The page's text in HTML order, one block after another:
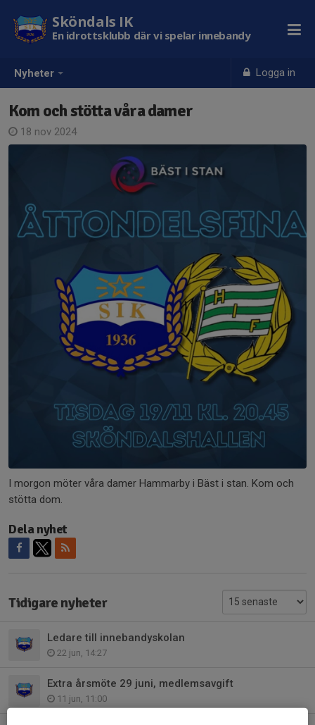
Nyheter Logga in
Sköndals IK
En idrottsklubb där vi spelar innebandy
Kom och stötta våra damer
18 nov 2024
I morgon möter våra damer Hammarby i Bäst i stan. Kom och
stötta dom.
Dela nyhet
Tidigare nyheter
Ledare till innebandyskolan
22 jun, 14:27
Extra årsmöte 29 juni, medlemsavgift
11 jun, 11:00